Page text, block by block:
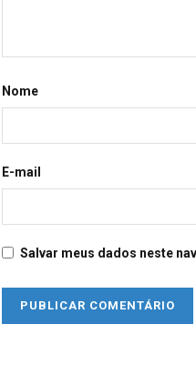
Nome
E-mail
Salvar meus dados neste